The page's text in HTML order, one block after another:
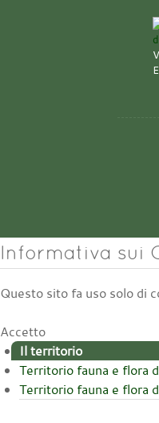
Informativa sui
Questo sito fa uso solo di
Accetto
Il territorio
Territorio fauna e flora
Territorio fauna e flora